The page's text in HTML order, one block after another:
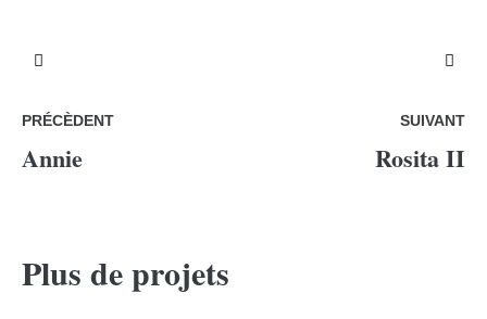
PRÉCÈDENT
Annie
SUIVANT
Rosita II
Plus de projets